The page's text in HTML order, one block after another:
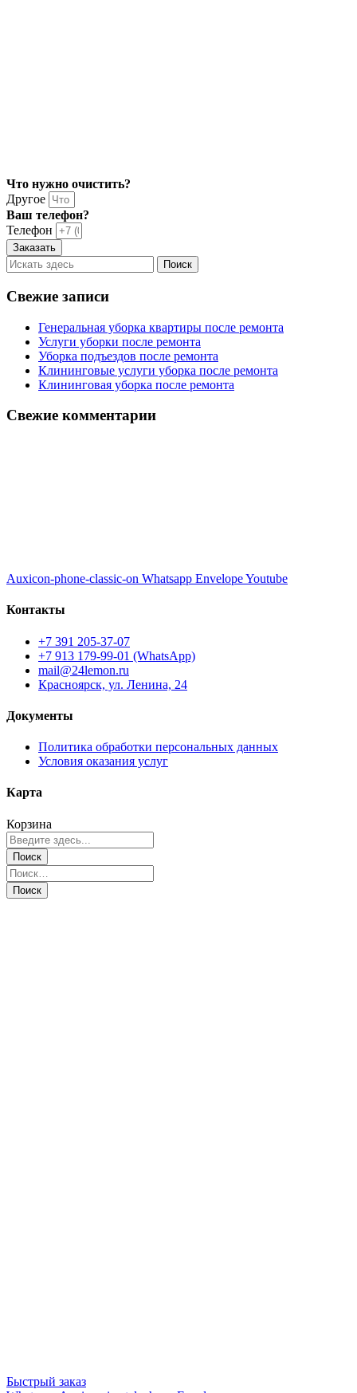
Что нужно очистить?
Другое
Ваш телефон?
Телефон
Заказать
Свежие записи
Генеральная уборка квартиры после ремонта
Услуги уборки после ремонта
Уборка подъездов после ремонта
Клининговые услуги уборка после ремонта
Клининговая уборка после ремонта
Свежие комментарии
Auxicon-phone-classic-on Whatsapp EnvelopeYoutube
Контакты
+7 391 205-37-07
+7 913 179-99-01 (WhatsApp)
mail@24lemon.ru
Красноярск, ул. Ленина, 24
Документы
Политика обработки персональных данных
Условия оказания услуг
Карта
Корзина
Быстрый заказ